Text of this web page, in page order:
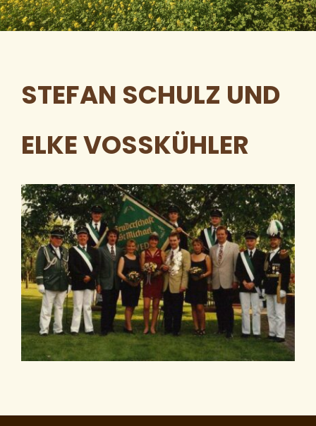
STEFAN SCHULZ UND
ELKE VOSSKÜHLER